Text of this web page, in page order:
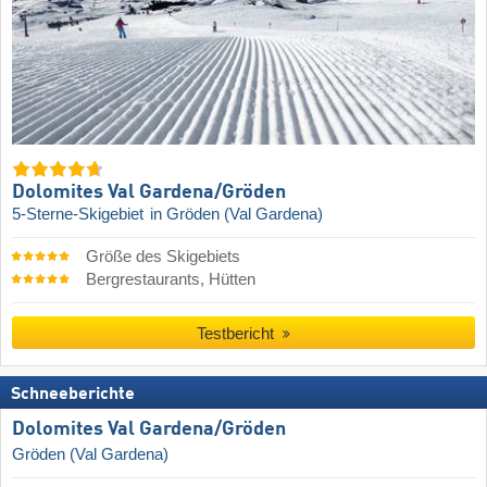
Dolomites Val Gardena/​Gröden
5-Sterne-Skigebiet in Gröden (Val Gardena)
Größe des Skigebiets
Bergrestaurants, Hütten
Testbericht
Schneeberichte
Dolomites Val Gardena/​Gröden
Gröden (Val Gardena)